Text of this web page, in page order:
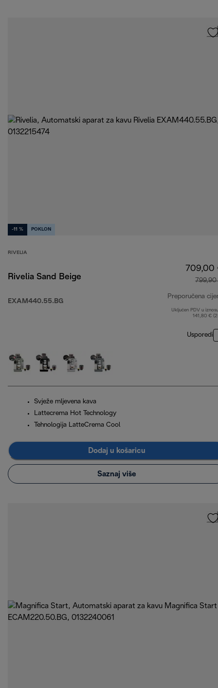
-11 % POKLON
RIVELIA
Rivelia Sand Beige
EXAM440.55.BG
709,00
Preporučena
Uključen PDV u
141,80 €
Usporedi
Svježe mljevena kava
Lattecrema Hot Technology
Tehnologija LatteCrema Cool
Dodaj u košaricu
Saznaj više